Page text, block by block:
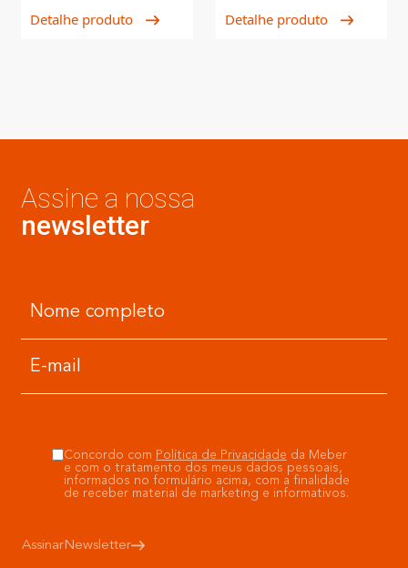
Detalhe produto Detalhe produto
Assine a nossa
newsletter
AssinarNewsletter
Concordo com Política de Privacidade da Meber
e com o tratamento dos meus dados pessoais,
informados no formulário acima, com a finalidade
de receber material de marketing e informativos.